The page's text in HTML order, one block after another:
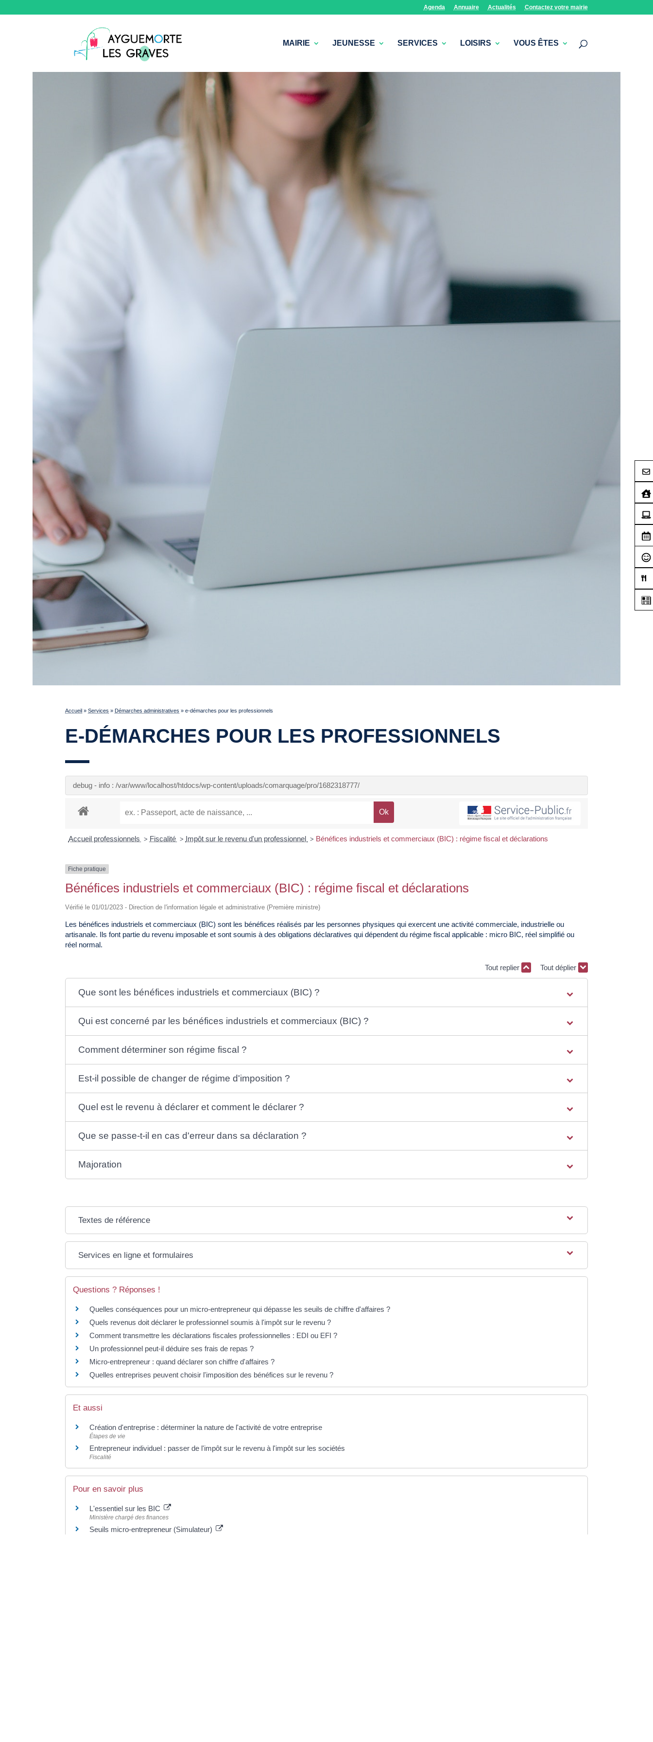
Agenda Annuaire Actualités Contactez votre mairie
MAIRIE JEUNESSE SERVICES LOISIRS VOUS ÊTES
Accueil »Services » Démarches administratives »e-démarches pour les professionnels
E-DÉMARCHES POUR LES PROFESSIONNELS
debug - info : /var/www/localhost/htdocs/wp-content/uploads/comarquage/pro/1682318777/
Accueil professionnels > Fiscalité > Impôt sur le revenu d'un professionnel > Bénéfices industriels et commerciaux (BIC) : régime fiscal et déclarations
Fiche pratique
Bénéfices industriels et commerciaux (BIC) : régime fiscal et déclarations
Vérifié le 01/01/2023 - Direction de l'information légale et administrative (Première ministre)
Les bénéfices industriels et commerciaux (BIC) sont les bénéfices réalisés par les personnes physiques qui exercent une activité commerciale, industrielle ou
artisanale. Ils font partie du revenu imposable et sont soumis à des obligations déclaratives qui dépendent du régime fiscal applicable : micro BIC, réel simplifié ou
réel normal.
Tout replier Tout déplier
Que sont les bénéfices industriels et commerciaux (BIC) ?
Qui est concerné par les bénéfices industriels et commerciaux (BIC) ?
Comment déterminer son régime fiscal ?
Est-il possible de changer de régime d'imposition ?
Quel est le revenu à déclarer et comment le déclarer ?
Que se passe-t-il en cas d'erreur dans sa déclaration ?
Majoration
Textes de référence
Services en ligne et formulaires
Questions ? Réponses !
Quelles conséquences pour un micro-entrepreneur qui dépasse les seuils de chiffre d'affaires ?
Quels revenus doit déclarer le professionnel soumis à l'impôt sur le revenu ?
Comment transmettre les déclarations fiscales professionnelles : EDI ou EFI ?
Un professionnel peut-il déduire ses frais de repas ?
Micro-entrepreneur : quand déclarer son chiffre d'affaires ?
Quelles entreprises peuvent choisir l'imposition des bénéfices sur le revenu ?
Et aussi
Création d'entreprise : déterminer la nature de l'activité de votre entreprise
Étapes de vie
Entrepreneur individuel : passer de l'impôt sur le revenu à l'impôt sur les sociétés
Fiscalité
Pour en savoir plus
L'essentiel sur les BIC
Ministère chargé des finances
Seuils micro-entrepreneur (Simulateur)